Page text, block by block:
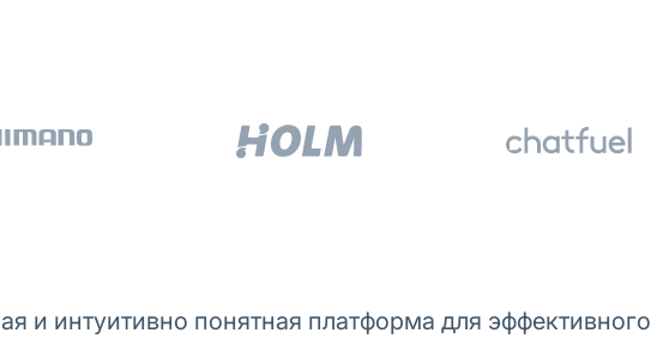
и интуитивно понятная платформа для